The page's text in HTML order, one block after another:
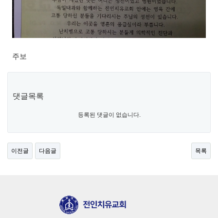
주보
댓글목록
등록된 댓글이 없습니다.
이전글 다음글 목록